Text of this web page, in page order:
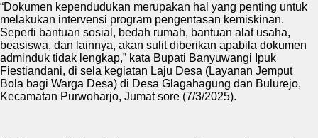
“Dokumen kependudukan merupakan hal yang penting untuk
melakukan intervensi program pengentasan kemiskinan.
Seperti bantuan sosial, bedah rumah, bantuan alat usaha,
beasiswa, dan lainnya, akan sulit diberikan apabila dokumen
adminduk tidak lengkap,” kata Bupati Banyuwangi Ipuk
Fiestiandani, di sela kegiatan Laju Desa (Layanan Jemput
Bola bagi Warga Desa) di Desa Glagahagung dan Bulurejo,
Kecamatan Purwoharjo, Jumat sore (7/3/2025).